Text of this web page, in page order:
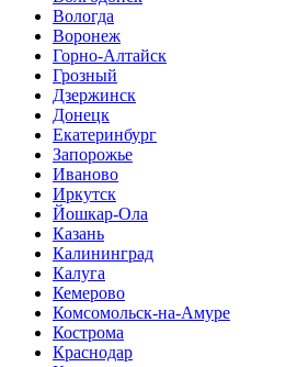
Вологда
Воронеж
Горно-Алтайск
Грозный
Дзержинск
Донецк
Екатеринбург
Запорожье
Иваново
Иркутск
Йошкар-Ола
Казань
Калининград
Калуга
Кемерово
Комсомольск-на-Амуре
Кострома
Краснодар